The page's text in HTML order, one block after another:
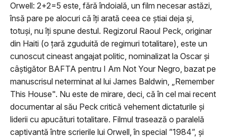
Orwell: 2+2=5 este, fără îndoială, un film necesar astăzi,
însă pare pe alocuri că îți arată ceea ce știai deja și,
totuși, nu îți spune destul. Regizorul Raoul Peck, originar
din Haiti (o țară zguduită de regimuri totalitare), este un
cunoscut cineast angajat politic, nominalizat la Oscar și
câștigător BAFTA pentru I Am Not Your Negro, bazat pe
manuscrisul neterminat al lui James Baldwin, „Remember
This House". Nu este de mirare, deci, că în cel mai recent
documentar al său Peck critică vehement dictaturile și
liderii cu apucături totalitare. Filmul trasează o paralelă
captivantă între scrierile lui Orwell, în special ”1984”, și